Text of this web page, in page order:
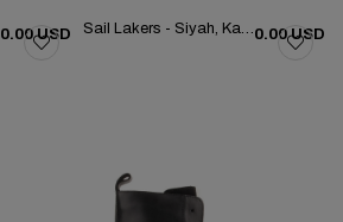
0.00 USD Sail Lakers - Siyah, Kahverengi Deri Fermuarlı Kadın Bot 105-3308-220630.00 USD